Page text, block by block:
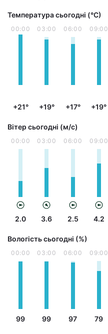
Температура сьогодні (°С)
00:00
+21°
03:00
+19°
06:00
+17°
09:00
+19°
Вітер сьогодні (м/с)
00:00
2.0
03:00
3.6
06:00
2.5
09:00
4.2
Вологість сьогодні (%)
00:00
99
03:00
99
06:00
97
09:00
79